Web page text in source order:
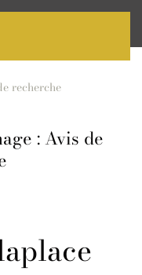
recherche
:Avis de